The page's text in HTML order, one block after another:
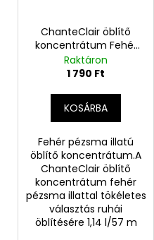
ChanteClair öblítő
koncentrátum Fehér
pézsma illattal
Raktáron
1 790 Ft
KOSÁRBA
Fehér pézsma illatú
öblítő koncentrátum.A
ChanteClair öblítő
koncentrátum fehér
pézsma illattal tökéletes
választás ruhái
öblítésére 1,14 l/57 m